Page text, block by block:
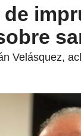
de
Velásquez,